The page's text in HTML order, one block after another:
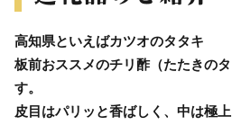
高知県といえばカツオのタタキ
板前おススメのチリ酢（たたきの
す。
皮目はパリッと香ばしく、中は極